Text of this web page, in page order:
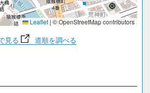
Leaflet | © OpenStreetMap contributors
見る 道順を調べる